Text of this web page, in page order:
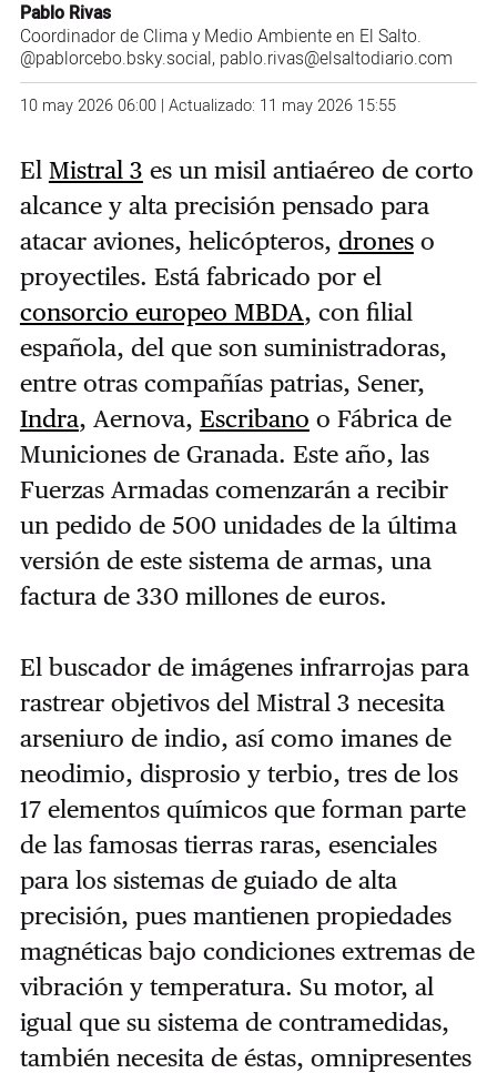
Pablo Rivas
Coordinador de Clima y Medio Ambiente en El Salto.
@pablorcebo.bsky.social, pablo.rivas@elsaltodiario.com
10 may 2026 06:00 | Actualizado: 11 may 2026 15:55
El Mistral 3 es un misil antiaéreo de corto
alcance y alta precisión pensado para
atacar aviones, helicópteros, droneso
proyectiles. Está fabricado por el
consorcio europeo MBDA, con filial
española, del que son suministradoras,
entre otras compañías patrias, Sener,
Indra, Aernova, Escribano o Fábrica de
Municiones de Granada. Este año, las
Fuerzas Armadas comenzarán a recibir
un pedido de 500 unidades de la última
versión de este sistema de armas, una
factura de 330 millones de euros.
El buscador de imágenes infrarrojas para
rastrear objetivos del Mistral 3 necesita
arseniuro de indio, así como imanes de
neodimio, disprosio y terbio, tres de los
17 elementos químicos que forman parte
de las famosas tierras raras, esenciales
para los sistemas de guiado de alta
precisión, pues mantienen propiedades
magnéticas bajo condiciones extremas de
vibración y temperatura. Su motor, al
igual que su sistema de contramedidas,
también necesita de éstas, omnipresentes